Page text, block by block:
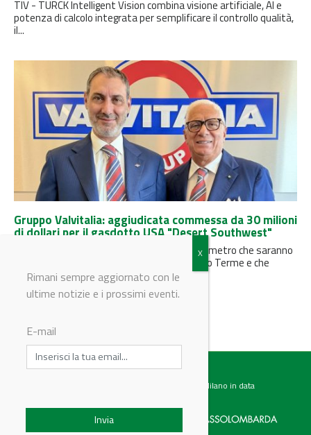
TIV - TURCK Intelligent Vision combina visione artificiale, AI e
potenza di calcolo integrata per semplificare il controllo qualità,
il...
Gruppo Valvitalia: aggiudicata commessa da 30 milioni
di dollari per il gasdotto USA "Desert Southwest"
La fornitura riguarda 94 valvole di grande diametro che saranno
realizzate nello stabilimento di Rivanazzano Terme e che
saranno destinate...
Testata giornalistica registrata presso il Tribunale di Milano in data
Rimani sempre aggiornato con le
ultime notizie e i prossimi eventi.
E-mail